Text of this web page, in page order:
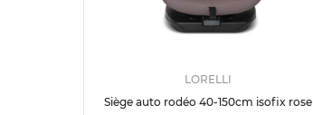
LORELLI
Siège auto rodéo 40-150cm isofix rose